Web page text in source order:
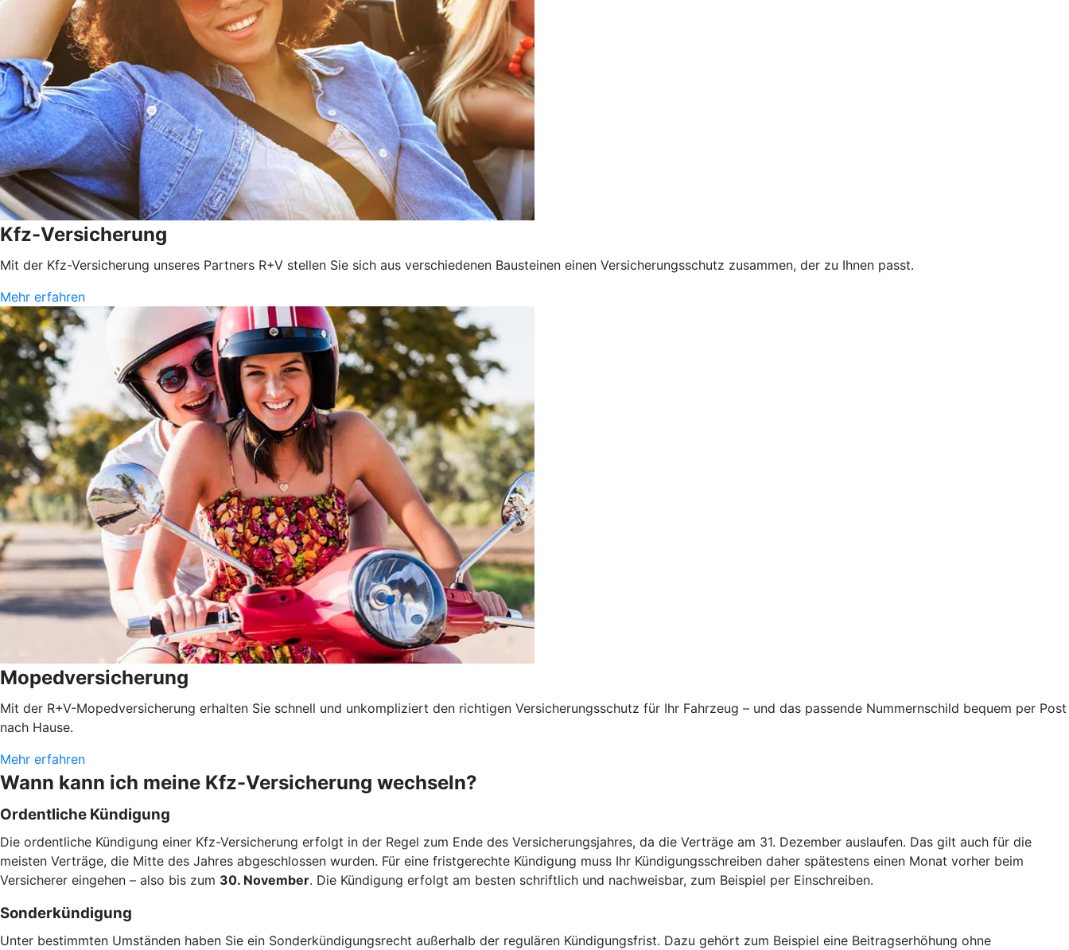
Kfz-Versicherung
Mit der Kfz-Versicherung unseres Partners R+V stellen Sie sich aus verschiedenen Bausteinen einen Versicherungsschutz zusammen, der zu Ihnen passt.
Mehr erfahren
Mopedversicherung
Mit der R+V-Mopedversicherung erhalten Sie schnell und unkompliziert den richtigen Versicherungsschutz für Ihr Fahrzeug – und das passende Nummernschild bequem per Post
nach Hause.
Mehr erfahren
Wann kann ich meine Kfz-Versicherung wechseln?
Ordentliche Kündigung
Die ordentliche Kündigung einer Kfz-Versicherung erfolgt in der Regel zum Ende des Versicherungsjahres, da die Verträge am 31. Dezember auslaufen. Das gilt auch für die
meisten Verträge, die Mitte des Jahres abgeschlossen wurden. Für eine fristgerechte Kündigung muss Ihr Kündigungsschreiben daher spätestens einen Monat vorher beim
Versicherer eingehen – also bis zum 30. November. Die Kündigung erfolgt am besten schriftlich und nachweisbar, zum Beispiel per Einschreiben.
Sonderkündigung
Unter bestimmten Umständen haben Sie ein Sonderkündigungsrecht außerhalb der regulären Kündigungsfrist. Dazu gehört zum Beispiel eine Beitragserhöhung ohne